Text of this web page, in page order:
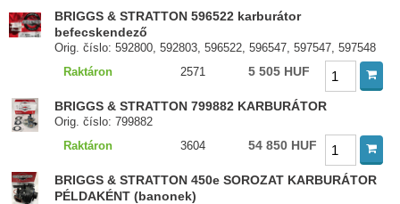
BRIGGS & STRATTON 596522 karburátor
befecskendező
Orig. číslo: 592800, 592803, 596522, 596547, 597547, 597548
Raktáron
2571 5 505 HUF
BRIGGS & STRATTON 799882 KARBURÁTOR
Orig. číslo: 799882
Raktáron
3604 54 850 HUF
BRIGGS & STRATTON 450e SOROZAT KARBURÁTOR
PÉLDAKÉNT (banonek)